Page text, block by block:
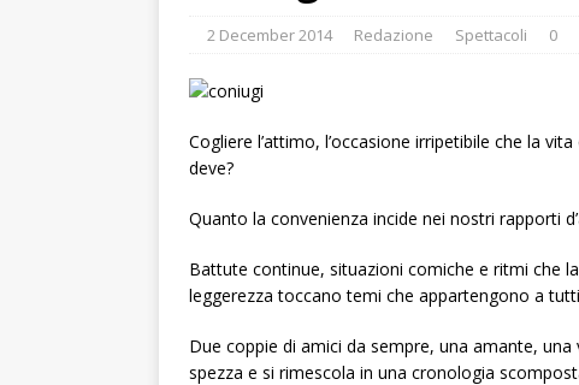
2 December 2014 Redazione Spettacoli 0
Cogliere l’attimo, l’occasione irripetibile che la
deve?
Quanto la convenienza incide nei nostri rapporti
Battute continue, situazioni comiche e ritmi che
leggerezza toccano temi che appartengono a
Due coppie di amici da sempre, una amante,
spezza e si rimescola in una cronologia